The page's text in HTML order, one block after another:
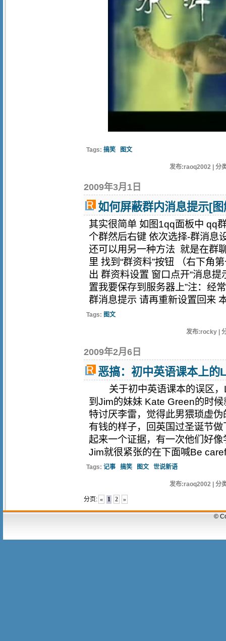
Tags: 搞笑 图文
发布:raoq2002 | 分
2009年3月1日
如何屏蔽群内消息提示[
其实很简单 如图1qq面板中 qq
个群然后右键 依次选择-群消息
还可以用另一种方法 就是在群
里 找到“群资料”按钮 （右下角
出 群资料设置 窗口点开“消息提
置我要保存到服务器上”注：经
群消息提示 请再重新设置回来
Tags: 图文
发布:rocky |
2009年2月6日
恶搞：初中英语课本上
关于初中英语课本的误区，
到Jim的妹妹 Kate Green的时
特讨厌李雷，觉得此男猥琐虚
有钱的样子，回英国过圣诞节
起来一个证据，有一次他们好
Jim就很紧张的在下面喊
Tags: 记事 搞笑 图文 世说新语
发布:raoq2002 | 分
分页: « 1 2 »
©